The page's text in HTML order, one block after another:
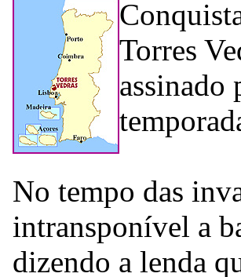
Torres
assinado
No tempo das
intransponível a
dizendo a lenda